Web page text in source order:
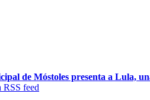
de Móstoles presenta a Lula,